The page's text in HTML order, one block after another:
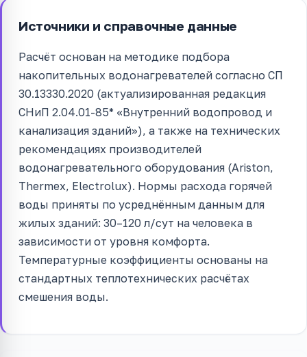
Источники и справочные данные
Расчёт основан на методике подбора
накопительных водонагревателей согласно СП
30.13330.2020 (актуализированная редакция
СНиП 2.04.01-85* «Внутренний водопровод и
канализация зданий»), а также на технических
рекомендациях производителей
водонагревательного оборудования (Ariston,
Thermex, Electrolux). Нормы расхода горячей
воды приняты по усреднённым данным для
жилых зданий: 30–120 л/сут на человека в
зависимости от уровня комфорта.
Температурные коэффициенты основаны на
стандартных теплотехнических расчётах
смешения воды.